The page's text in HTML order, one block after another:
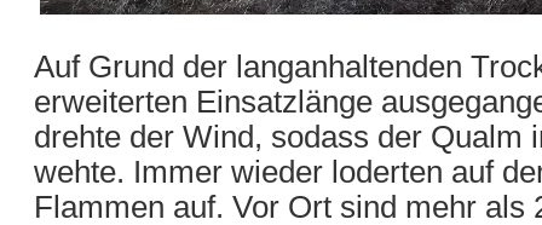
Auf Grund der langanhaltenden
erweiterten Einsatzlänge
drehte der Wind, sodass der Qualm
wehte. Immer wieder loderten auf
Flammen auf. Vor Ort sind mehr als